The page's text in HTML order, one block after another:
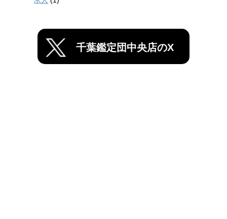
千葉鑑定団中央店のX